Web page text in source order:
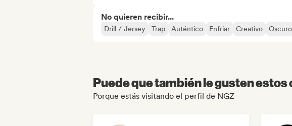
No quieren recibir...
Drill / Jersey Trap Auténtico Enfriar Creativo Oscuro
Puede que también le gusten
Porque estás visitando el perfil de NGZ